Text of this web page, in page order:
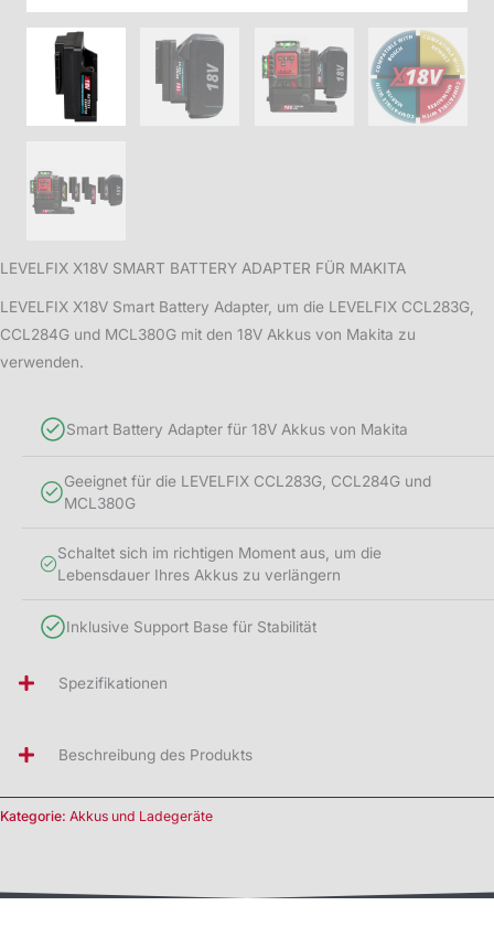
LEVELFIX X18V SMART BATTERY ADAPTER FÜR MAKITA
LEVELFIX X18V Smart Battery Adapter, um die LEVELFIX CCL283G,
CCL284G und MCL380G mit den 18V Akkus von Makita zu
verwenden.
Smart Battery Adapter für 18V Akkus von Makita
Geeignet für die LEVELFIX CCL283G, CCL284G und
MCL380G
Schaltet sich im richtigen Moment aus, um die
Lebensdauer Ihres Akkus zu verlängern
Inklusive Support Base für Stabilität
Spezifikationen
Beschreibung des Produkts
Kategorie: Akkus und Ladegeräte